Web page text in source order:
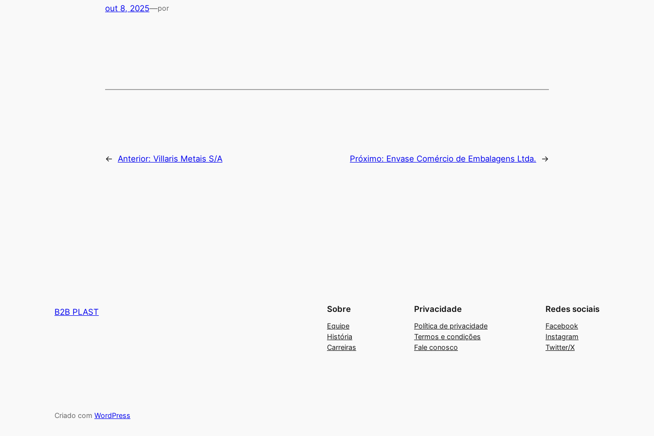
out 8, 2025—por
← Anterior: Villaris Metais S/A Próximo: Envase Comércio de Embalagens Ltda. →
B2B PLAST Sobre
Equipe
História
Carreiras
Privacidade
Política de privacidade
Termos e condições
Fale conosco
Redes sociais
Facebook
Instagram
Twitter/X
Criado com WordPress